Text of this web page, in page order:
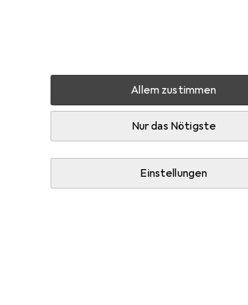
Allem zustimmen
Nur das Nötigste
Einstellungen
House Nordic Lido Zubehör
aus der Kategorie Dekokissen.